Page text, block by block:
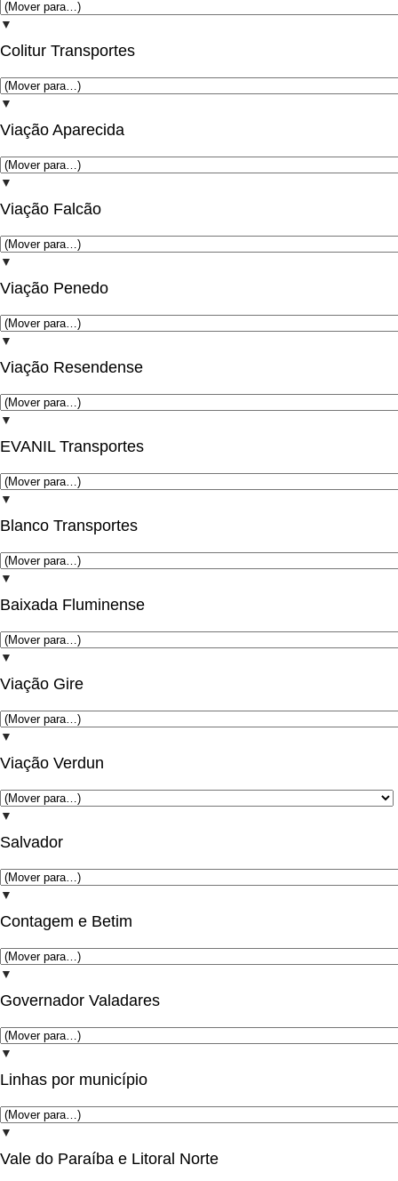
▼
Colitur Transportes
▼
Viação Aparecida
▼
Viação Falcão
▼
Viação Penedo
▼
Viação Resendense
▼
EVANIL Transportes
▼
Blanco Transportes
▼
Baixada Fluminense
▼
Viação Gire
▼
Viação Verdun
▼
Salvador
▼
Contagem e Betim
▼
Governador Valadares
▼
Linhas por município
▼
Vale do Paraíba e Litoral Norte